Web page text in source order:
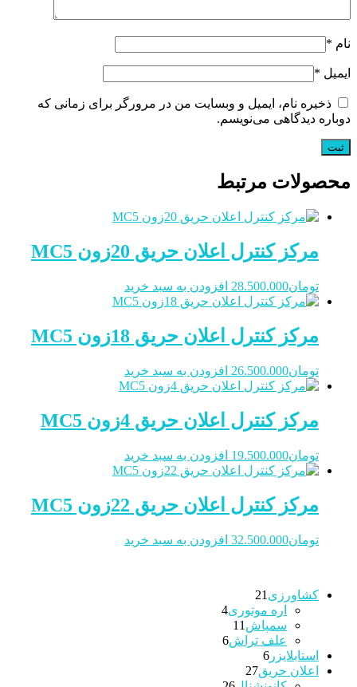
نام *
ایمیل *
ذخیره نام، ایمیل و وبسایت من در مرورگر برای زمانی که
دوباره دیدگاهی می‌نویسم.
محصولات مرتبط
مرکز کنترل اعلان حریق 20زون MC5
تومان28.500.000 افزودن به سبد خرید
مرکز کنترل اعلان حریق 18زون MC5
تومان26.500.000 افزودن به سبد خرید
مرکز کنترل اعلان حریق 4زون MC5
تومان19.500.000 افزودن به سبد خرید
مرکز کنترل اعلان حریق 22زون MC5
تومان32.500.000 افزودن به سبد خرید
کشاورزی 21
محصولات
اره موتوری4
4
سمپاش 11
محصولاتعلف تراش6
6
استابلایزر 6
6
محصولاتاعلان حریق27
محصولات